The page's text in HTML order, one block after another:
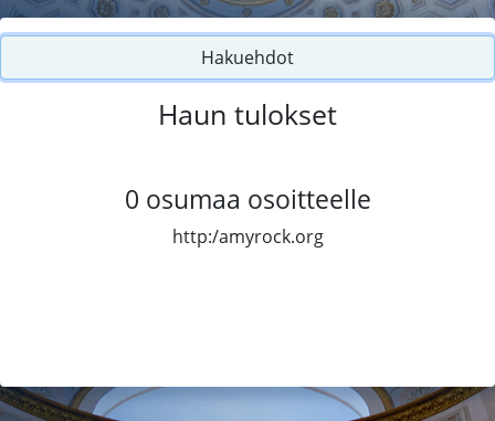
Hakuehdot
Haun tulokset
0 osumaa osoitteelle
http:/amyrock.org